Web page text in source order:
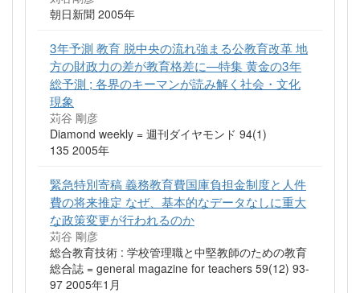
朝日新聞 2005年
3年予測 教育 脱中央の流れ強まる公教育改革 地
方の財政力の差が教育格差に—特集 黄金の3年
総予測 ; 各界のキーマンが読み解く社会・文化
現象
苅谷 剛彦
Diamond weekly = 週刊ダイヤモンド 94(1)
135 2005年
緊急特別寄稿 義務教育費国庫負担金制度と人件
費の将来推定 なぜ、基本的なデータなしに重大
な政策変更が行われるのか
苅谷 剛彦
総合教育技術 : 学校管理職と中堅教師のための教育
総合誌 = general magazine for teachers 59(12) 93-
97 2005年1月